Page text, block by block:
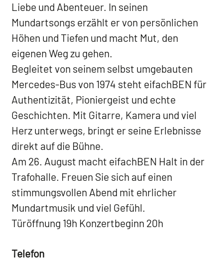
Liebe und Abenteuer. In seinen
Mundartsongs erzählt er von persönlichen
Höhen und Tiefen und macht Mut, den
eigenen Weg zu gehen.
Begleitet von seinem selbst umgebauten
Mercedes-Bus von 1974 steht eifachBEN für
Authentizität, Pioniergeist und echte
Geschichten. Mit Gitarre, Kamera und viel
Herz unterwegs, bringt er seine Erlebnisse
direkt auf die Bühne.
Am 26. August macht eifachBEN Halt in der
Trafohalle. Freuen Sie sich auf einen
stimmungsvollen Abend mit ehrlicher
Mundartmusik und viel Gefühl.
Türöffnung 19h Konzertbeginn 20h
Telefon